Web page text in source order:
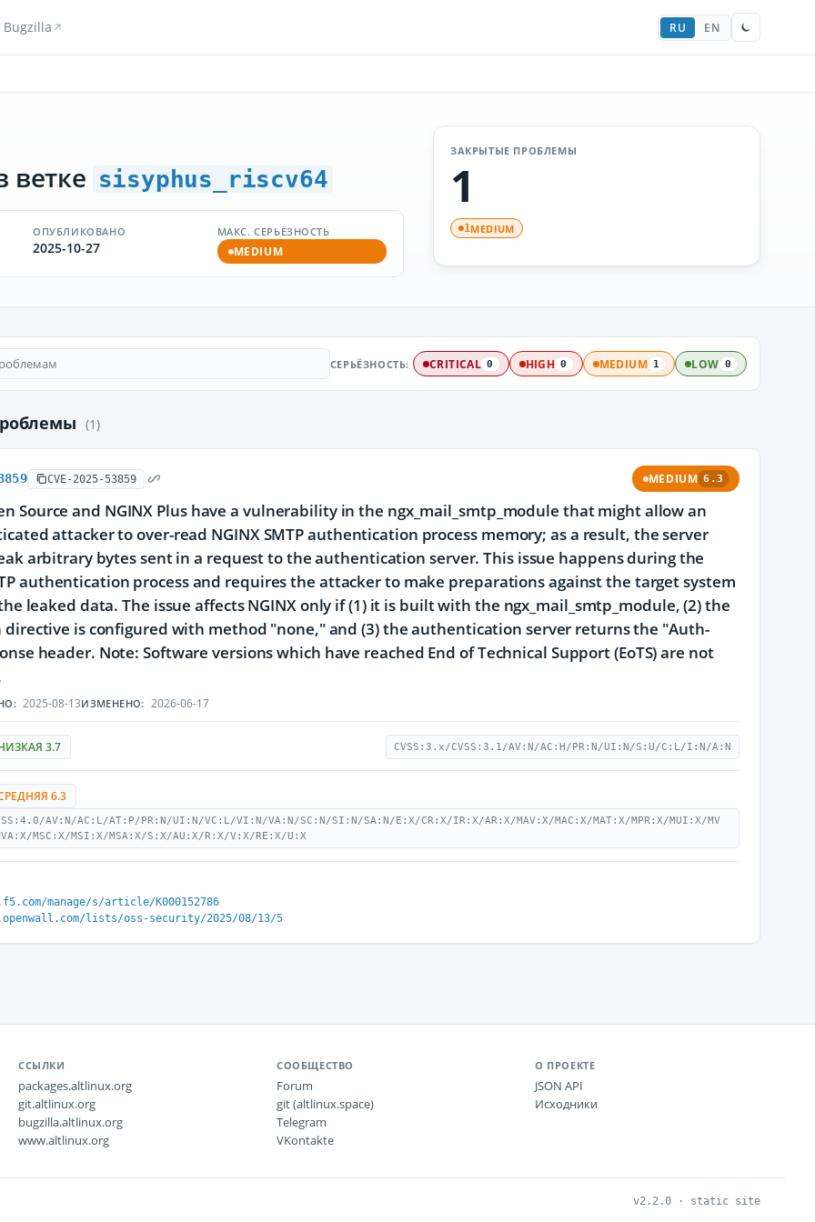
Bugzilla RU EN
ветке sisyphus_riscv64
ОПУБЛИКОВАНО
2025-10-27
МАКС. СЕРЬЁЗНОСТЬ
MEDIUM
ЗАКРЫТЫЕ ПРОБЛЕМЫ
1
1MEDIUM
СЕРЬЁЗНОСТЬ: CRITICAL 0 HIGH 0 MEDIUM 1 LOW 0
(1)
CVE-2025-53859 MEDIUM 6.3
Source and NGINX Plus have a vulnerability in the ngx_mail_smtp_module that might allow an
attacker to over-read NGINX SMTP authentication process memory; as a result, the server
arbitrary bytes sent in a request to the authentication server. This issue happens during the
authentication process and requires the attacker to make preparations against the target system
leaked data. The issue affects NGINX only if (1) it is built with the ngx_mail_smtp_module, (2) the
directive is configured with method "none," and (3) the authentication server returns the "Auth-
header. Note: Software versions which have reached End of Technical Support (EoTS) are not
2025-08-13ИЗМЕНЕНО: 2026-06-17
3.7 CVSS:3.x/CVSS:3.1/AV:N/AC:H/PR:N/UI:N/S:U/C:L/I:N/A:N
6.3
AV:N/AC:L/AT:P/PR:N/UI:N/VC:L/VI:N/VA:N/SC:N/SI:N/SA:N/E:X/CR:X/IR:X/AR:X/MAV:X/MAC:X/MAT:X/MPR:X/MUI:X/MV
MSC:X/MSI:X/MSA:X/S:X/AU:X/R:X/V:X/RE:X/U:X
manage/s/article/K000152786
lists/oss-security/2025/08/13/5
ССЫЛКИ
packages.altlinux.org
git.altlinux.org
bugzilla.altlinux.org
www.altlinux.org
СООБЩЕСТВО
Forum
git (altlinux.space)
Telegram
VKontakte
О ПРОЕКТЕ
JSON API
Исходники
v2.2.0 · static site